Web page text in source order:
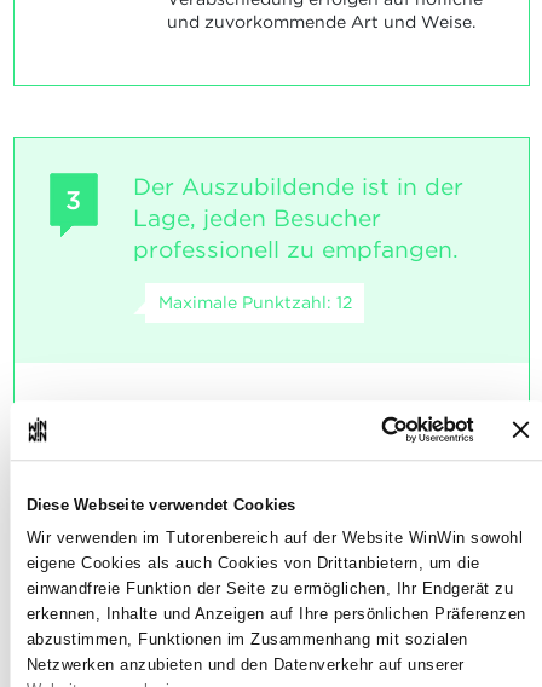
Diese Webseite verwendet Cookies
Wir verwenden im Tutorenbereich auf der Website WinWin sowohl
eigene Cookies als auch Cookies von Drittanbietern, um die
einwandfreie Funktion der Seite zu ermöglichen, Ihr Endgerät zu
erkennen, Inhalte und Anzeigen auf Ihre persönlichen Präferenzen
abzustimmen, Funktionen im Zusammenhang mit sozialen
Netzwerken anzubieten und den Datenverkehr auf unserer
und zuvorkommende Art und Weise.
3
Der Auszubildende ist in der
Lage, jeden Besucher
professionell zu empfangen.
Maximale Punktzahl: 12
Die wesentlichen Regeln für den
Empfang eines Besuchers sind
• den Besucher bei seiner Ankunft
begrüßen, • sein Anliegen richtig
verstehen, • den Gesprächspartner/die
Kontaktperson ausfindig machen, • dem
Besucher Auskunft erteilen oder ihn um
Geduld bitten, • dem Besucher die
notwendigen Anweisungen geben oder